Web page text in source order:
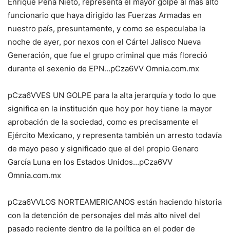
funcionario que haya dirigido las Fuerzas Armadas en
nuestro país, presuntamente, y como se especulaba la
noche de ayer, por nexos con el Cártel Jalisco Nueva
Generación, que fue el grupo criminal que más floreció
durante el sexenio de EPN…pCza6VV Omnia.com.mx
pCza6VVES UN GOLPE para la alta jerarquía y todo lo que
significa en la institución que hoy por hoy tiene la mayor
aprobación de la sociedad, como es precisamente el
Ejército Mexicano, y representa también un arresto todavía
de mayo peso y significado que el del propio Genaro
García Luna en los Estados Unidos…pCza6VV
Omnia.com.mx
pCza6VVLOS NORTEAMERICANOS están haciendo historia
con la detención de personajes del más alto nivel del
pasado reciente dentro de la política en el poder de